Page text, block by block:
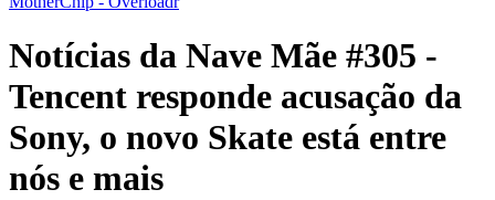
Notícias da Nave Mãe #305 -
Tencent responde acusação da
Sony, o novo Skate está entre
nós e mais